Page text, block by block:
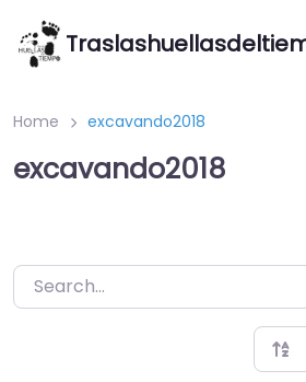
Saltar
contenido
Home excavando2018
excavando2018